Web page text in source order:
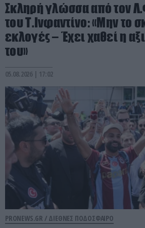
Σκληρή γλώσσα από τον
του Τ.Ινφαντίνο: «Μην το
εκλογές – Έχει χαθεί η
του»
05.08.2026 | 17:02
PRONEWS.GR / ΔΙΕΘΝΕΣ ΠΟΔΟΣΦΑΙΡΟ